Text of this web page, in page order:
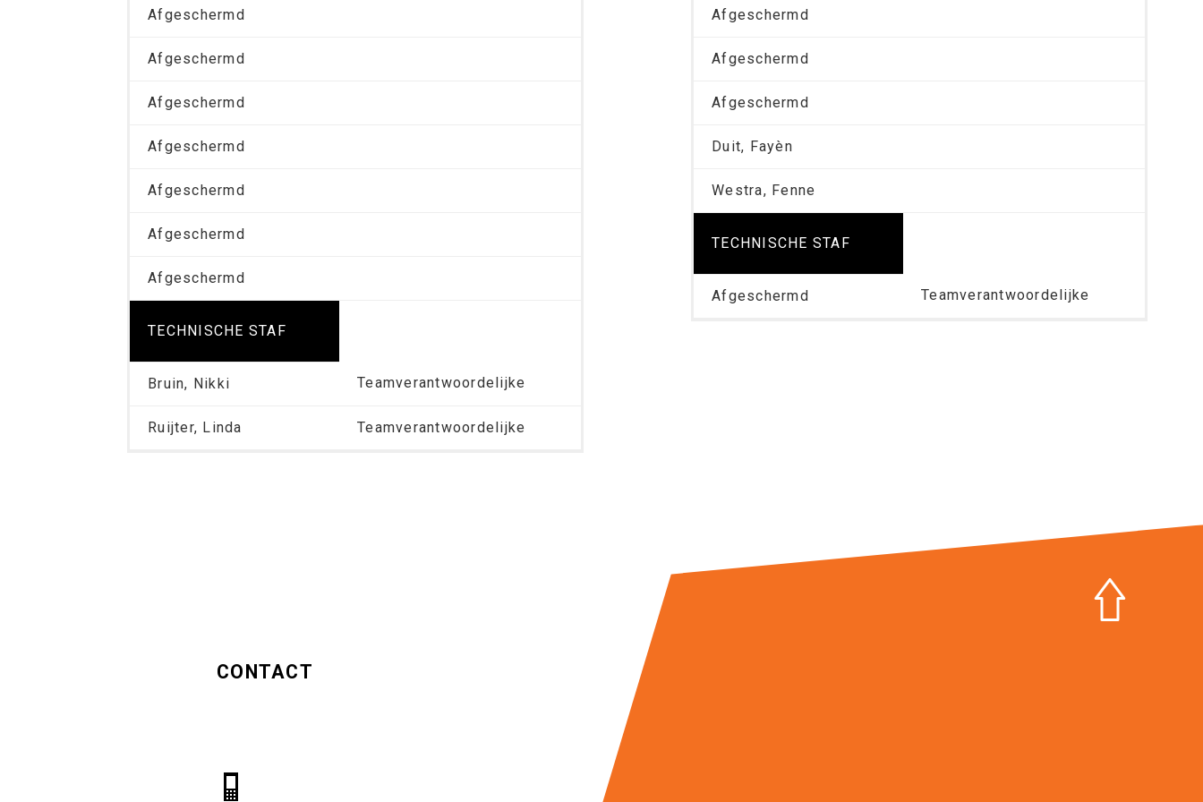
Afgeschermd
Afgeschermd
Afgeschermd
Afgeschermd
Afgeschermd
Afgeschermd
Afgeschermd
TECHNISCHE STAF
Bruin, Nikki Teamverantwoordelijke
Ruijter, Linda Teamverantwoordelijke
Afgeschermd
Afgeschermd
Afgeschermd
Duit, Fayèn
Westra, Fenne
TECHNISCHE STAF
Afgeschermd Teamverantwoordelijke
CONTACT